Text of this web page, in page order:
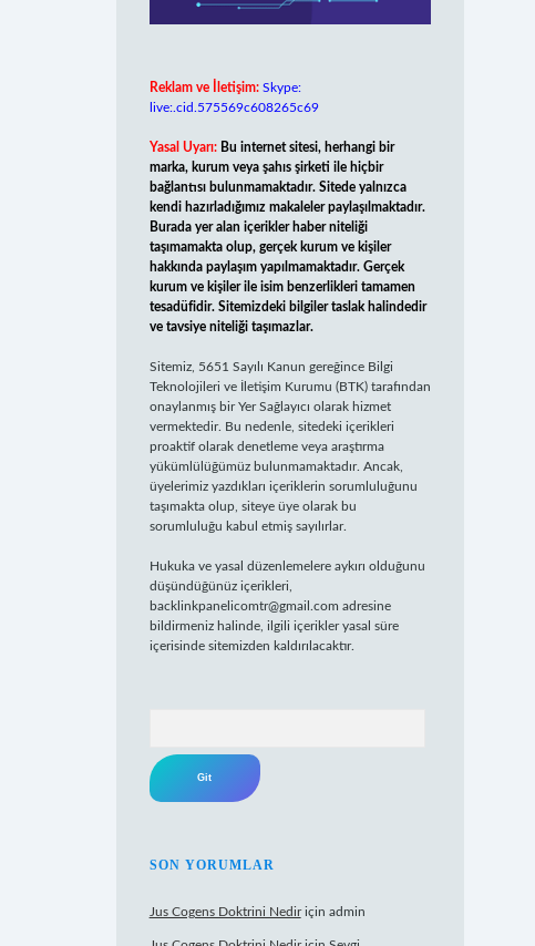
Reklam ve İletişim: Skype:
live:.cid.575569c608265c69
Yasal Uyarı: Bu internet sitesi, herhangi bir
marka, kurum veya şahıs şirketi ile hiçbir
bağlantısı bulunmamaktadır. Sitede yalnızca
kendi hazırladığımız makaleler paylaşılmaktadır.
Burada yer alan içerikler haber niteliği
taşımamakta olup, gerçek kurum ve kişiler
hakkında paylaşım yapılmamaktadır. Gerçek
kurum ve kişiler ile isim benzerlikleri tamamen
tesadüfidir. Sitemizdeki bilgiler taslak halindedir
ve tavsiye niteliği taşımazlar.
Sitemiz, 5651 Sayılı Kanun gereğince Bilgi
Teknolojileri ve İletişim Kurumu (BTK) tarafından
onaylanmış bir Yer Sağlayıcı olarak hizmet
vermektedir. Bu nedenle, sitedeki içerikleri
proaktif olarak denetleme veya araştırma
yükümlülüğümüz bulunmamaktadır. Ancak,
üyelerimiz yazdıkları içeriklerin sorumluluğunu
taşımakta olup, siteye üye olarak bu
sorumluluğu kabul etmiş sayılırlar.
Hukuka ve yasal düzenlemelere aykırı olduğunu
düşündüğünüz içerikleri,
backlinkpanelicomtr@gmail.com adresine
bildirmeniz halinde, ilgili içerikler yasal süre
içerisinde sitemizden kaldırılacaktır.
SON YORUMLAR
Jus Cogens Doktrini Nediriçin admin